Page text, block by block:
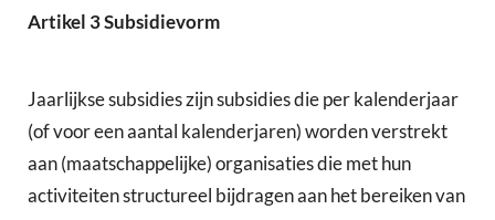
Artikel 3 Subsidievorm
Jaarlijkse subsidies zijn subsidies die per kalenderjaar
(of voor een aantal kalenderjaren) worden verstrekt
aan (maatschappelijke) organisaties die met hun
activiteiten structureel bijdragen aan het bereiken van